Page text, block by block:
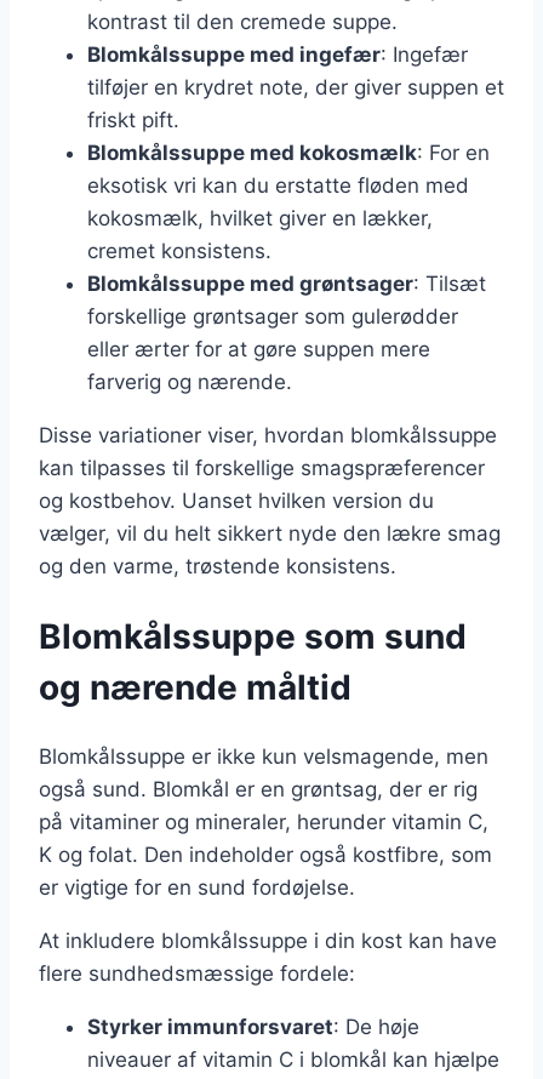
kontrast til den cremede suppe.
Blomkålssuppe med ingefær: Ingefær
tilføjer en krydret note, der giver suppen et
friskt pift.
Blomkålssuppe med kokosmælk: For en
eksotisk vri kan du erstatte fløden med
kokosmælk, hvilket giver en lækker,
cremet konsistens.
Blomkålssuppe med grøntsager: Tilsæt
forskellige grøntsager som gulerødder
eller ærter for at gøre suppen mere
farverig og nærende.
Disse variationer viser, hvordan blomkålssuppe
kan tilpasses til forskellige smagspræferencer
og kostbehov. Uanset hvilken version du
vælger, vil du helt sikkert nyde den lækre smag
og den varme, trøstende konsistens.
Blomkålssuppe som sund
og nærende måltid
Blomkålssuppe er ikke kun velsmagende, men
også sund. Blomkål er en grøntsag, der er rig
på vitaminer og mineraler, herunder vitamin C,
K og folat. Den indeholder også kostfibre, som
er vigtige for en sund fordøjelse.
At inkludere blomkålssuppe i din kost kan have
flere sundhedsmæssige fordele:
Styrker immunforsvaret: De høje
niveauer af vitamin C i blomkål kan hjælpe